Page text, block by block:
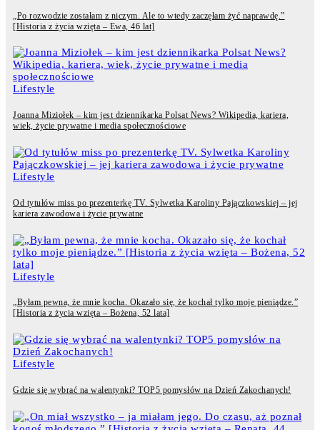
„Po rozwodzie zostałam z niczym. Ale to wtedy zaczęłam żyć naprawdę.”
[Historia z życia wzięta – Ewa, 46 lat]
Lifestyle
Joanna Miziołek – kim jest dziennikarka Polsat News? Wikipedia, kariera,
wiek, życie prywatne i media społecznościowe
Lifestyle
Od tytułów miss po prezenterkę TV. Sylwetka Karoliny Pajączkowskiej – jej
kariera zawodowa i życie prywatne
Lifestyle
„Byłam pewna, że mnie kocha. Okazało się, że kochał tylko moje pieniądze.”
[Historia z życia wzięta – Bożena, 52 lata]
Lifestyle
Gdzie się wybrać na walentynki? TOP5 pomysłów na Dzień Zakochanych!